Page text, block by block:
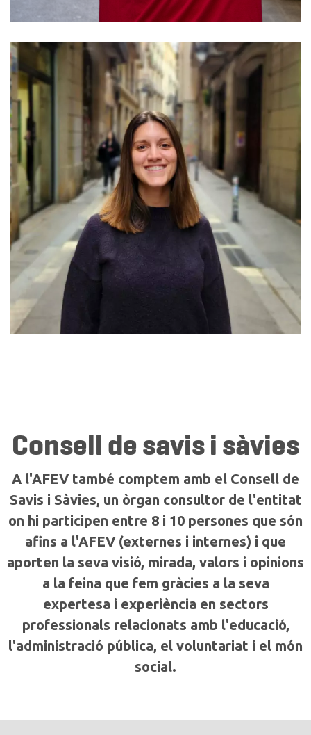
Consell de savis i sàvies
A l'AFEV també comptem amb el Consell de
Savis i Sàvies, un òrgan consultor de l'entitat
on hi participen entre 8 i 10 persones que són
afins a l'AFEV (externes i internes) i que
aporten la seva visió, mirada, valors i opinions
a la feina que fem gràcies a la seva
expertesa i experiència en sectors
professionals relacionats amb l'educació,
l'administració pública, el voluntariat i el món
social.